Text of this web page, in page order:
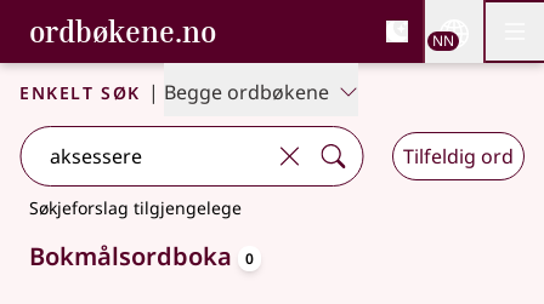
Gå til hovudinnhald
Tilgjenge
ordbøkene.no, Bokmålsordboka og
Bokmålsordboka og Nynorskordboka
NN
Enkelt søk | Begge ordbøkene
Tilfeldig ord
Søkjeforslag tilgjengelege
Bokmålsordboka 0